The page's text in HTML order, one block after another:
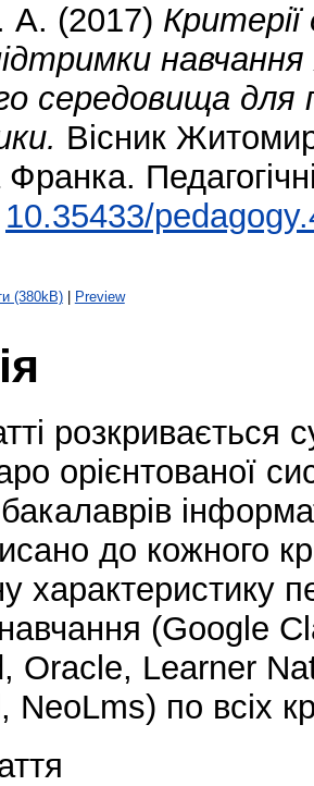
А. (2017)
навчання
середовища для
Вісник
Франка.
10.35433/
(380kB)| Preview
розкривається
орієнтованої
бакалаврів
до кожного
характеристику
(Google
Oracle, Learner
NeoLms) по всіх